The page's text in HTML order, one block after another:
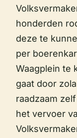
honderden
deze te
per
Waagplein te
gaat door
raadzaam
het vervoer